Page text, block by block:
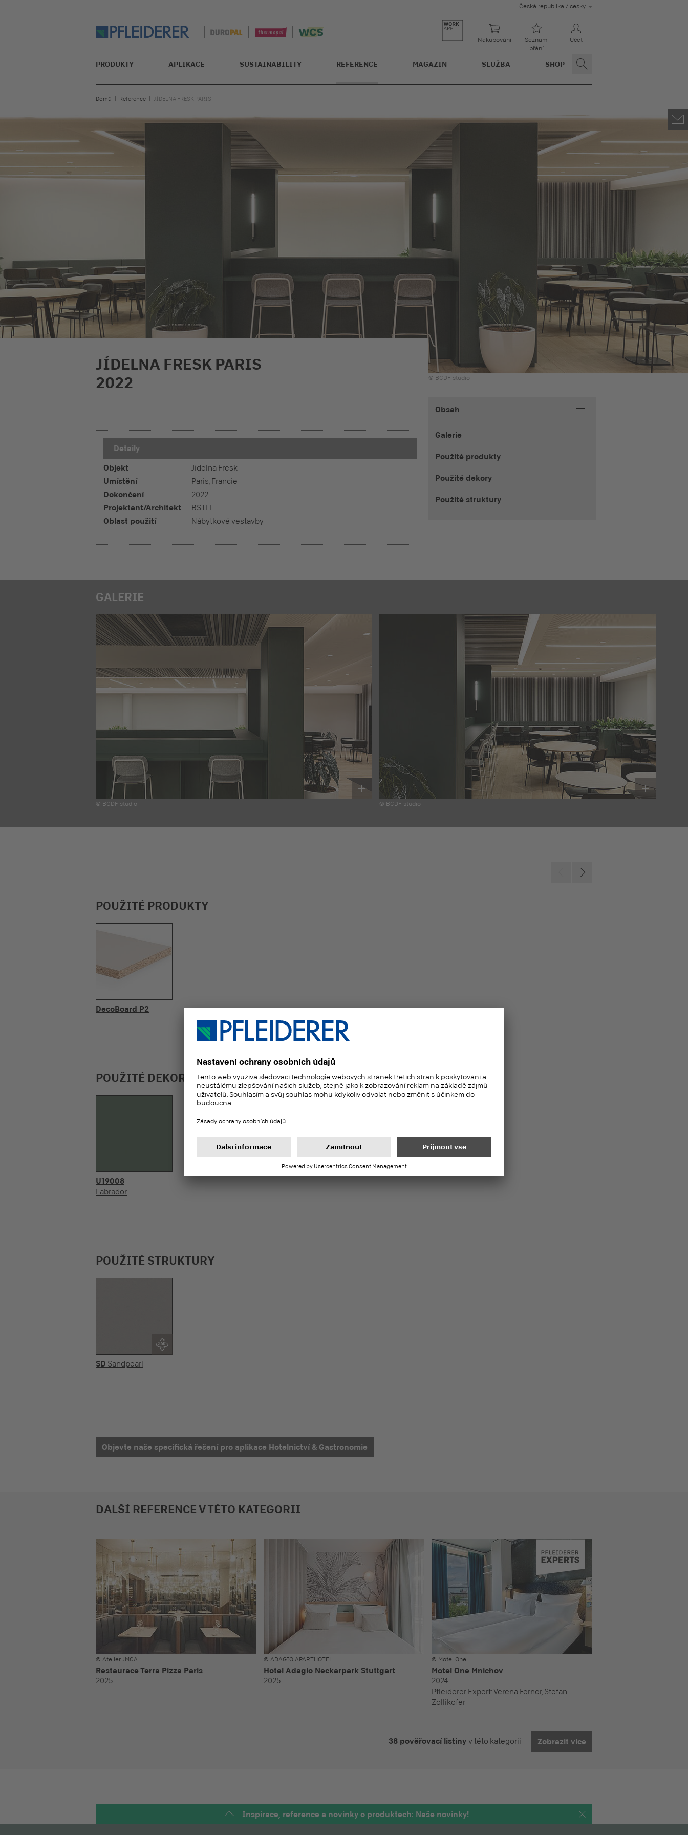
Česká republika / cesky
Nakupování
Seznam
přání
Účet
PRODUKTY APLIKACE SUSTAINABILITY REFERENCE MAGAZÍN SLUŽBA SHOP
Domů Reference JÍDELNA FRESK PARIS
© BCDF studio
JÍDELNA FRESK PARIS
2022
Obsah
Galerie
Použité produkty
Použité dekory
Použité struktury
Detaily
Objekt Jídelna Fresk
Umístění Paris, Francie
Dokončení 2022
Projektant/Architekt BSTLL
Oblast použití Nábytkové vestavby
GALERIE
© BCDF studio © BCDF studio
POUŽITÉ PRODUKTY
DecoBoard P2
POUŽITÉ DEKORY
U19008
Labrador
POUŽITÉ STRUKTURY
SD Sandpearl
Objevte naše specifická řešení pro aplikace Hotelnictví & Gastronomie
DALŠÍ REFERENCE V TÉTO KATEGORII
© Atelier JMCA
Restaurace Terra Pizza Paris
2025
© ADAGIO APARTHOTEL
Hotel Adagio Neckarpark Stuttgart
2025
© Motel One
Motel One Mnichov
2024
Pfleiderer Expert:Verena Ferner, Stefan
Zollikofer
38 pověřovací listiny v této kategorii Zobrazit více
Inspirace, reference a novinky o produktech: Naše novinky!